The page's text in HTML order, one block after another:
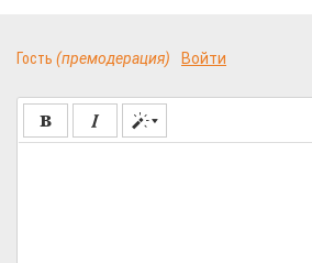
Гость (премодерация) Войти